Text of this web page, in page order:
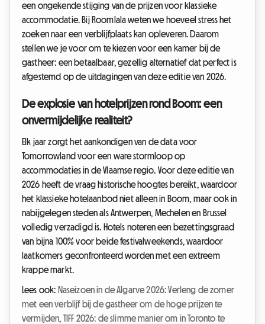
een ongekende stijging van de prijzen voor klassieke
accommodatie. Bij Roomlala weten we hoeveel stress het
zoeken naar een verblijfplaats kan opleveren. Daarom
stellen we je voor om te kiezen voor een kamer bij de
gastheer: een betaalbaar, gezellig alternatief dat perfect is
afgestemd op de uitdagingen van deze editie van 2026.
De explosie van hotelprijzen rond Boom: een
onvermijdelijke realiteit?
Elk jaar zorgt het aankondigen van de data voor
Tomorrowland voor een ware stormloop op
accommodaties in de Vlaamse regio. Voor deze editie van
2026 heeft de vraag historische hoogtes bereikt, waardoor
het klassieke hotelaanbod niet alleen in Boom, maar ook in
nabijgelegen steden als Antwerpen, Mechelen en Brussel
volledig verzadigd is. Hotels noteren een bezettingsgraad
van bijna 100% voor beide festivalweekends, waardoor
laatkomers geconfronteerd worden met een extreem
krappe markt.
Lees ook: Naseizoen in de Algarve 2026: Verleng de zomer
met een verblijf bij de gastheer om de hoge prijzen te
vermijden, TIFF 2026: de slimme manier om in Toronto te